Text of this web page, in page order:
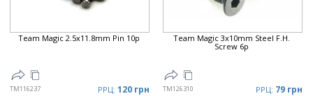
Team Magic 2.5x11.8mm Pin 10p
TM116237 РРЦ: 120 грн
Team Magic 3x10mm Steel F.H.
Screw 6p
TM126310 РРЦ: 79 грн